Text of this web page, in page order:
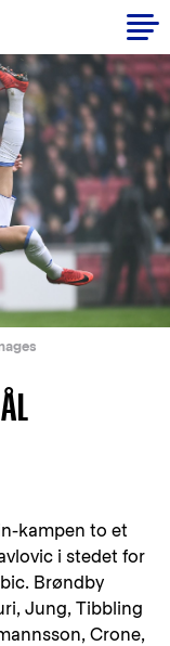
kampen to et
i stedet for
Brøndby
Jung, Tibbling
Crone,